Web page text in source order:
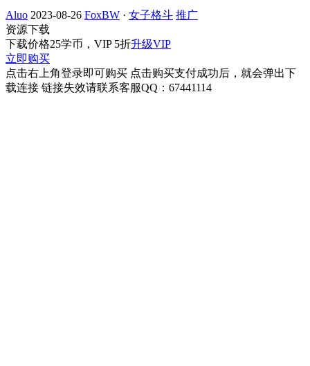
Aluo 2023-08-26 FoxBW · 女子格斗 推广
资源下载
下载价格25学币，VIP 5折升级VIP
立即购买
点击右上角登录即可购买 点击购买支付成功后，就会弹出下
载连接 链接失效请联系客服QQ：67441114